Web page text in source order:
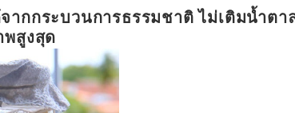
ากกระบวนการธรรมชาติ ไม่เติมน้ำตา
พสูงสุด